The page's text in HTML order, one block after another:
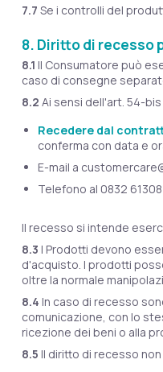
7.7 Se i controlli del
8. Diritto di recesso
8.1 Il Consumatore può
caso di consegne
8.2 Ai sensi dell'art. 54-
Recedere dal
conferma con data e
E-mail a
Telefono al 0832
Il recesso si intende
8.3 I Prodotti devono
d'acquisto. I prodotti
oltre la normale
8.4 In caso di recesso
comunicazione, con lo
ricezione dei beni o alla
8.5 Il diritto di recesso